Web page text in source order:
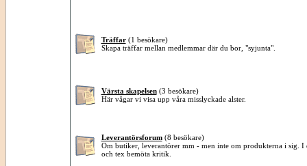
Träffar (1 besökare)
Skapa träffar mellan medlemmar där du bor, "syjunta".
Värsta skapelsen (3 besökare)
Här vågar vi visa upp våra misslyckade alster.
Leverantörsforum (8 besökare)
Om butiker, leverantörer mm - men inte om produkterna i sig.
och tex bemöta kritik.